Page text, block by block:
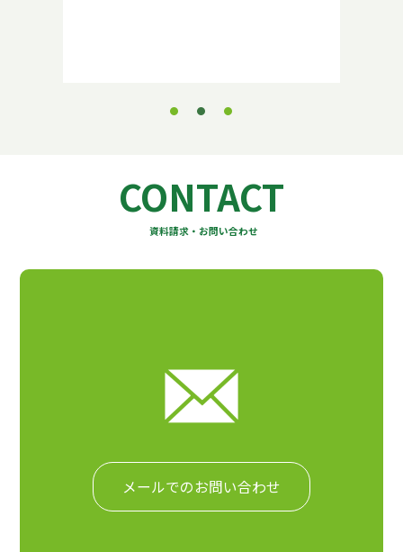
CONTACT
資料請求・お問い合わせ
メールでのお問い合わせ